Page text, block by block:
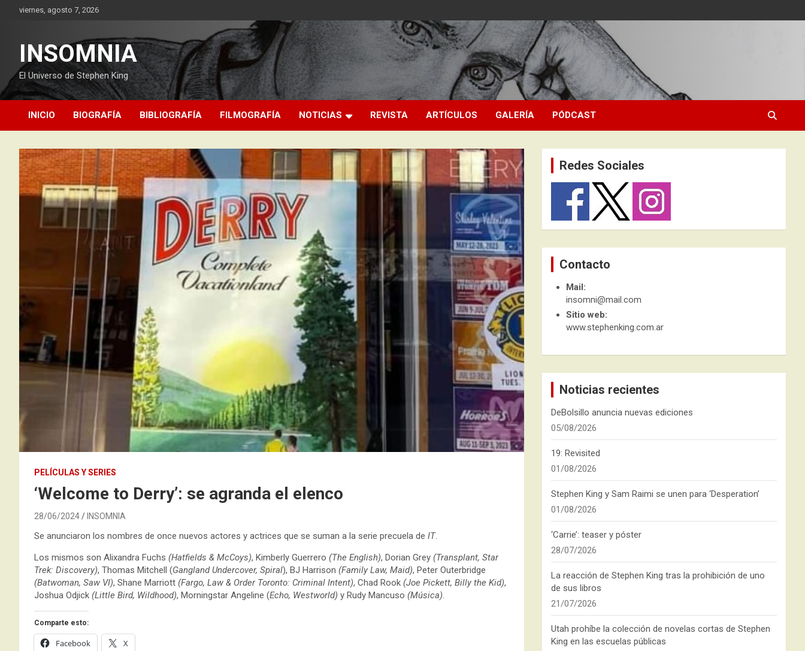
viernes, agosto 7, 2026
INSOMNIA
El Universo de Stephen King
INICIO BIOGRAFÍA BIBLIOGRAFÍA FILMOGRAFÍA NOTICIAS REVISTA ARTÍCULOS GALERÍA PÓDCAST
PELÍCULAS Y SERIES
‘Welcome to Derry’: se agranda el elenco
28/06/2024 INSOMNIA
Se anunciaron los nombres de once nuevos actores y actrices que se suman a la serie precuela de IT.
Los mismos son Alixandra Fuchs (Hatfields & McCoys), Kimberly Guerrero (The English), Dorian Grey (Transplant, Star
Trek: Discovery), Thomas Mitchell (Gangland Undercover, Spiral), BJ Harrison (Family Law, Maid), Peter Outerbridge
(Batwoman, Saw VI), Shane Marriott (Fargo, Law & Order Toronto: Criminal Intent), Chad Rook (Joe Pickett, Billy the Kid),
Joshua Odjick (Little Bird, Wildhood), Morningstar Angeline (Echo, Westworld) y Rudy Mancuso (Música).
Comparte esto:
Facebook X
Redes Sociales
Contacto
Mail:
insomni@mail.com
Sitio web:
www.stephenking.com.ar
Noticias recientes
DeBolsillo anuncia nuevas ediciones
05/08/2026
19: Revisited
01/08/2026
Stephen King y Sam Raimi se unen para ‘Desperation’
01/08/2026
‘Carrie’: teaser y póster
28/07/2026
La reacción de Stephen King tras la prohibición de uno
de sus libros
21/07/2026
Utah prohíbe la colección de novelas cortas de Stephen
King en las escuelas públicas